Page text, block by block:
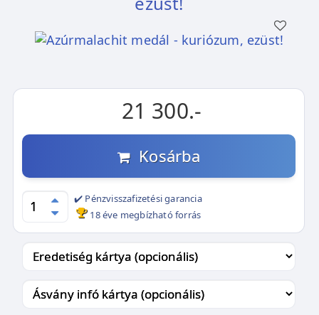
21 300.-
Kosárba
✔️ Pénzvisszafizetési garancia
18 éve megbízható forrás